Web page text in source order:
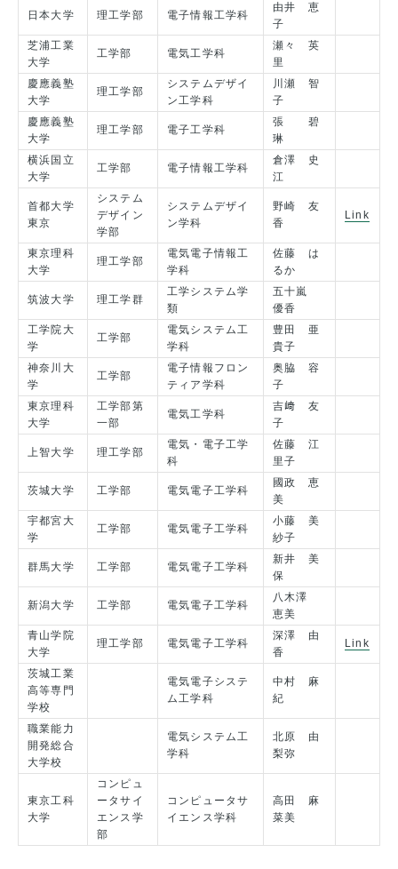
日本大学 理工学部 電子情報工学科
由井 恵
子
芝浦工業
大学
工学部 電気工学科
瀬々 英
里
慶應義塾
大学
理工学部
システムデザイ
ン工学科
川瀬 智
子
慶應義塾
大学
理工学部 電子工学科
張 碧
琳
横浜国立
大学
工学部 電子情報工学科
倉澤 史
江
首都大学
東京
システム
デザイン
学部
システムデザイ
ン学科
野崎 友
香
Link
東京理科
大学
理工学部
電気電子情報工
学科
佐藤 は
るか
筑波大学 理工学群
工学システム学
類
五十嵐
優香
工学院大
学
工学部
電気システム工
学科
豊田 亜
貴子
神奈川大
学
工学部
電子情報フロン
ティア学科
奥脇 容
子
東京理科
大学
工学部第
一部
電気工学科
吉﨑 友
子
上智大学 理工学部
電気・電子工学
科
佐藤 江
里子
茨城大学 工学部 電気電子工学科
國政 恵
美
宇都宮大
学
工学部 電気電子工学科
小藤 美
紗子
群馬大学 工学部 電気電子工学科
新井 美
保
新潟大学 工学部 電気電子工学科
八木澤
恵美
青山学院
大学
理工学部 電気電子工学科
深澤 由
香
Link
茨城工業
高等専門
学校
電気電子システ
ム工学科
中村 麻
紀
職業能力
開発総合
大学校
電気システム工
学科
北原 由
梨弥
東京工科
大学
コンピュ
ータサイ
エンス学
部
コンピュータサ
イエンス学科
高田 麻
菜美